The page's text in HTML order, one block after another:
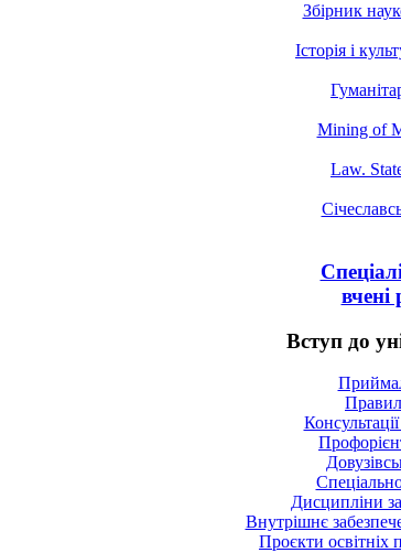
Збірник
Історія і
Mining of
Law.
вчені
Вступ до
Дисципліни
Внутрішнє
Проєкти освітніх